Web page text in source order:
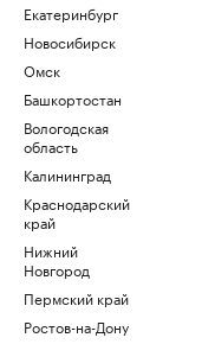
Екатеринбург
Новосибирск
Омск
Башкортостан
Вологодская
область
Калининград
Краснодарский
край
Нижний
Новгород
Пермский край
Ростов-на-Дону